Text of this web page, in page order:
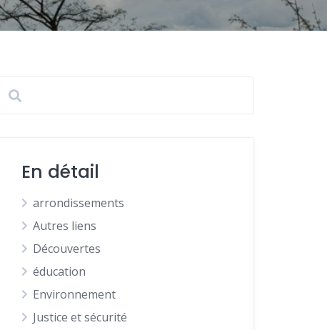
En détail
arrondissements
Autres liens
Découvertes
éducation
Environnement
Justice et sécurité